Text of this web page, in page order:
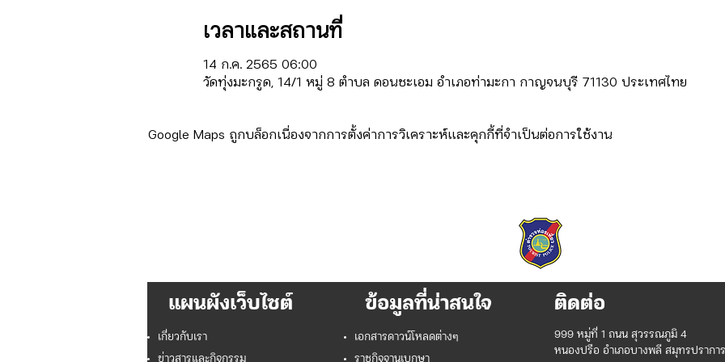
เวลาและสถานที่
14 ก.ค. 2565 06:00
วัดทุ่งมะกรูด, 14/1 หมู่ 8 ตำบล ดอนชะเอม อำเภอท่ามะกา กาญจนบุรี 71130 ประเทศไทย
Google Maps ถูกบล็อกเนื่องจากการตั้งค่าการวิเคราะห์และคุกกี้ที่จำเป็นต่อการใช้งาน
แผนผังเว็บไซต์
เกี่ยวกับเรา
ข่าวสารและกิจกรรม
ข้อมูลที่น่าสนใจ
เอกสารดาวน์โหลดต่างๆ
ราชกิจจานุเบกษา
ติดต่อ
999 หมู่ที่ 1 ถนน สุวรรณภูมิ 4
หนองปรือ อำเภอบางพลี สมุทรปราการ